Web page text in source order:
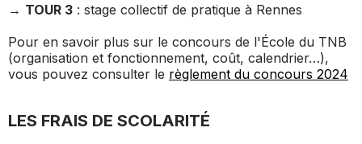
→ TOUR 3 : stage collectif de pratique à Rennes
Pour en savoir plus sur le concours de l'École du TNB
(organisation et fonctionnement, coût, calendrier…),
vous pouvez consulter le règlement du concours 2024
LES FRAIS DE SCOLARITÉ